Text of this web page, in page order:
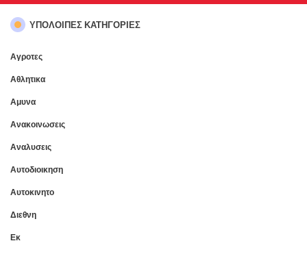
ΥΠΌΛΟΙΠΕΣ ΚΑΤΗΓΟΡΊΕΣ
Αγροτες
Αθλητικα
Αμυνα
Ανακοινωσεις
Αναλυσεις
Αυτοδιοικηση
Αυτοκινητο
Διεθνη
Εκ